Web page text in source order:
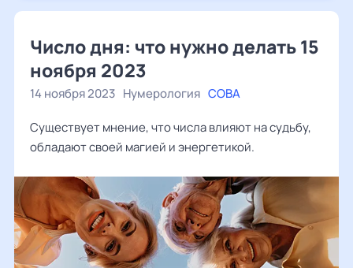
Число дня: что нужно делать 15
ноября 2023
14 ноября 2023 Нумерология СОВА
Существует мнение, что числа влияют на судьбу,
обладают своей магией и энергетикой.